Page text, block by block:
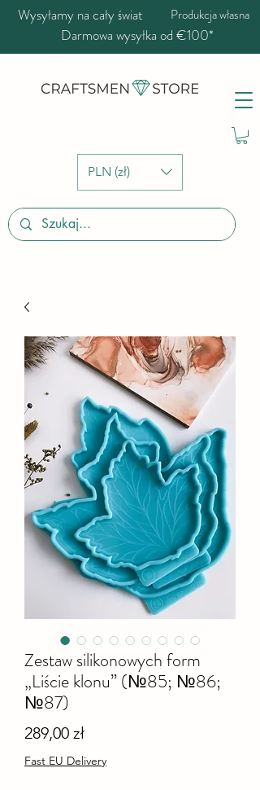
PLN (zł)
Wysyłamy na cały świat Produkcja własna
Darmowa wysyłka od €100*
Zestaw silikonowych form
„Liście klonu” (№85; №86;
№87)
289,00 złCena
Fast EU Delivery